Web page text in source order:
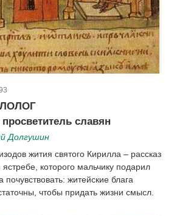
славян
Долгушин
жития святого Кирилла – рассказ
которого мальчику подарил
житейские блага
чтобы придать жизни смысл.